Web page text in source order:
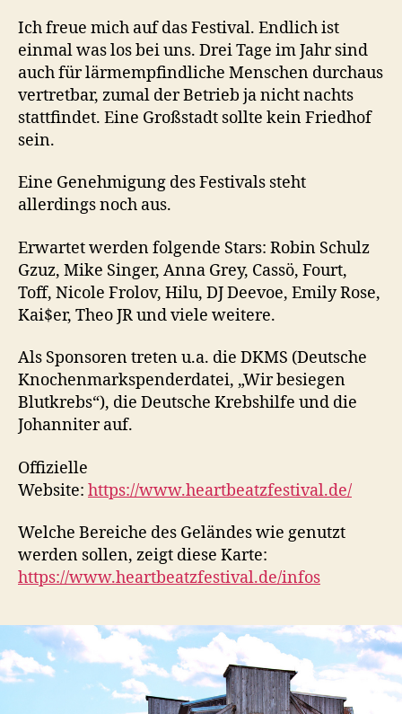
Ich freue mich auf das Festival. Endlich ist
einmal was los bei uns. Drei Tage im Jahr sind
auch für lärmempfindliche Menschen durchaus
vertretbar, zumal der Betrieb ja nicht nachts
stattfindet. Eine Großstadt sollte kein Friedhof
sein.
Eine Genehmigung des Festivals steht
allerdings noch aus.
Erwartet werden folgende Stars: Robin Schulz
Gzuz, Mike Singer, Anna Grey, Cassö, Fourt,
Toff, Nicole Frolov, Hilu, DJ Deevoe, Emily Rose,
Kai$er, Theo JR und viele weitere.
Als Sponsoren treten u.a. die DKMS (Deutsche
Knochenmarkspenderdatei, „Wir besiegen
Blutkrebs“), die Deutsche Krebshilfe und die
Johanniter auf.
Offizielle
Website: https://www.heartbeatzfestival.de/
Welche Bereiche des Geländes wie genutzt
werden sollen, zeigt diese Karte:
https://www.heartbeatzfestival.de/infos